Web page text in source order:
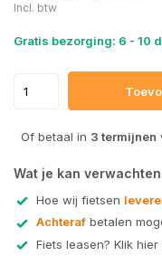
Incl. btw
Gratis bezorging: 6 - 10
Of betaal in 3 termijnen
Wat je kan
Hoe wij fietsen
Achteraf betalen
Fiets leasen? Klik